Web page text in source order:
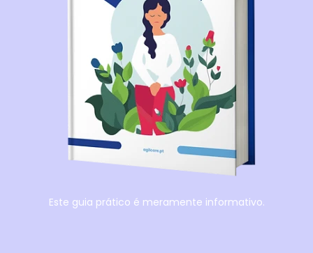
Este guia prático é meramente informativo.